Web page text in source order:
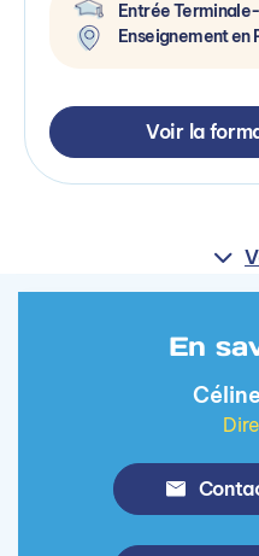
Entrée
Enseignement en
Voir la
En